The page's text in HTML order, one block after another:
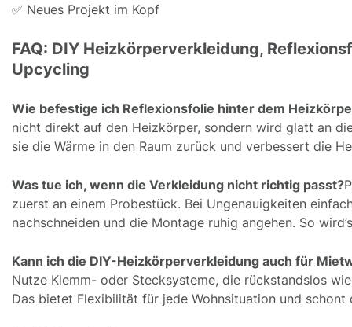
✅ Neues Projekt im Kopf
FAQ: DIY Heizkörperverkleidung,
Upcycling
Wie befestige ich Reflexionsfolie hinter dem
nicht direkt auf den Heizkörper, sondern wird glatt an
sie die Wärme in den Raum zurück und verbessert die
Was tue ich, wenn die Verkleidung nicht richtig passt?
zuerst an einem Probestück. Bei Ungenauigkeiten
nachschneiden und die Montage ruhig angehen. So
Kann ich die DIY-Heizkörperverkleidung auch für
Nutze Klemm- oder Stecksysteme, die rückstandslos
Das bietet Flexibilität für jede Wohnsituation und schont